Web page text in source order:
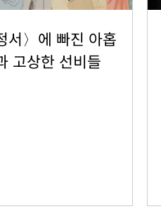
서〉에 빠진 아홉
고상한 선비들